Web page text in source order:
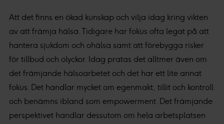
Att det finns en ökad kunskap och vilja idag kring vikten
av att främja hälsa. Tidigare har fokus ofta legat på att
hantera sjukdom och ohälsa samt att förebygga risker
för tillbud och olyckor. Idag pratas det alltmer även om
det främjande hälsoarbetet och det har ett lite annat
fokus. Det handlar mycket om egenmakt, tillit och kontroll
och benämns ibland som empowerment. Det främjande
perspektivet handlar dessutom om hela arbetsplatsen